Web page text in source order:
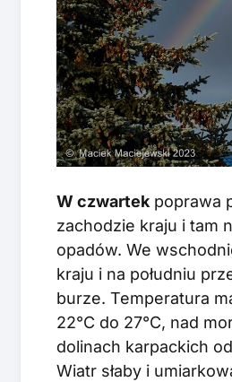
W czwartek poprawa
zachodzie kraju i tam
opadów. We
kraju i na południu
burze. Temperatura
22°C do 27°C, nad
dolinach karpackich
Wiatr słaby i